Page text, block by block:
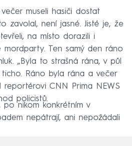
museli hasiči dostat
zavolal, není jasné. Jisté je, že
na místo dorazili i
mordparty. Ten samý den ráno
„Byla to strašná rána, v půl
Ráno byla rána a večer
reportérovi CNN Prima NEWS
policistů.
po nikom konkrétním v
nepátrají, ani nepožádali